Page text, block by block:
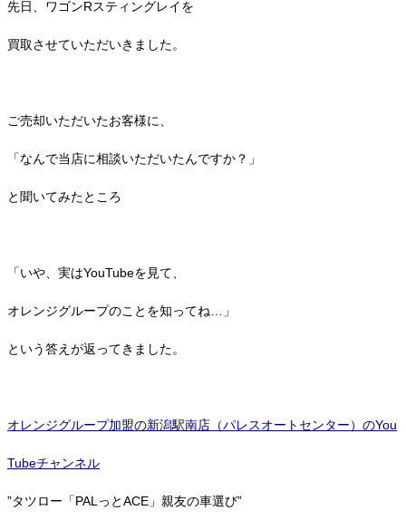
先日、ワゴンRスティングレイを
買取させていただいきました。
ご売却いただいたお客様に、
「なんで当店に相談いただいたんですか？」
と聞いてみたところ
「いや、実はYouTubeを見て、
オレンジグループのことを知ってね…」
という答えが返ってきました。
オレンジグループ加盟の新潟駅南店（パレスオートセンター）のYou
Tubeチャンネル
”タツロー「PALっとACE」親友の車選び”